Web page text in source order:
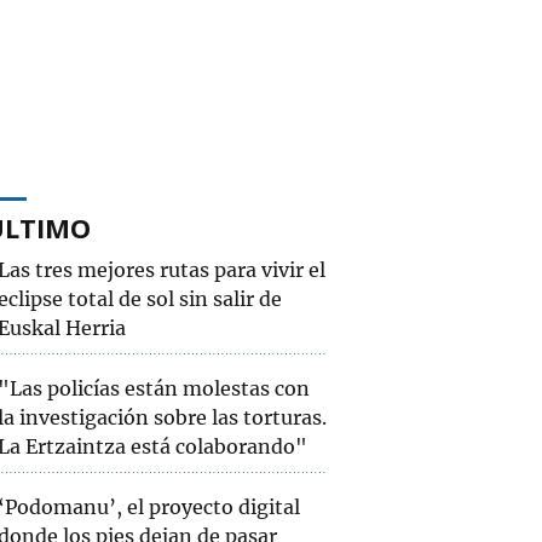
tres mejores rutas para vivir el
total de sol sin salir de
Herria
policías están molestas con
investigación sobre las torturas.
Ertzaintza está colaborando"
el proyecto digital
los pies dejan de pasar